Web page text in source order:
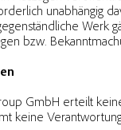
unabhängig
Werk
bzw.
GmbH erteilt
keine